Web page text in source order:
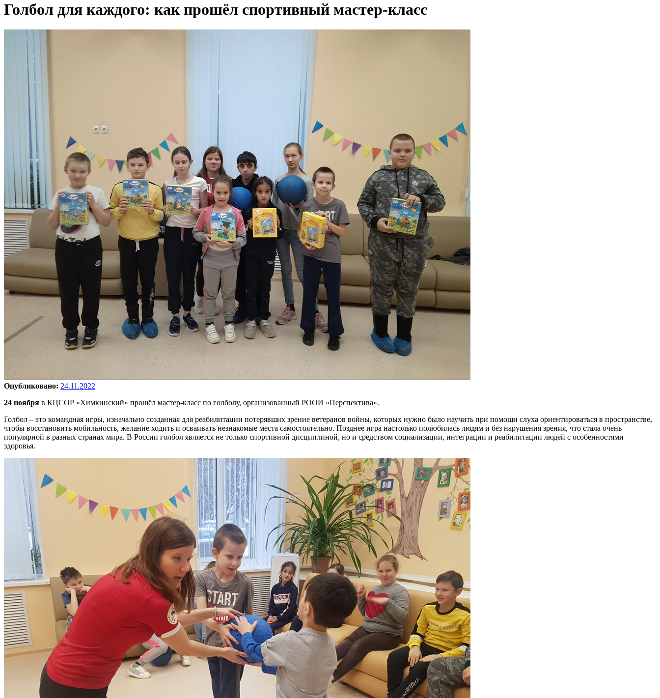
Голбол для каждого: как прошёл спортивный мастер-класс
Опубликовано: 24.11.2022
24 ноября в КЦСОР «Химкинский» прошёл мастер-класс по голболу, организованный РООИ «Перспектива».
Голбол – это командная игры, изначально созданная для реабилитации потерявших зрение ветеранов войны, которых нужно было научить при помощи слуха ориентироваться в пространстве,
чтобы восстановить мобильность, желание ходить и осваивать незнакомые места самостоятельно. Позднее игра настолько полюбилась людям и без нарушения зрения, что стала очень
популярной в разных странах мира. В России голбол является не только спортивной дисциплиной, но и средством социализации, интеграции и реабилитации людей с особенностями
здоровья.